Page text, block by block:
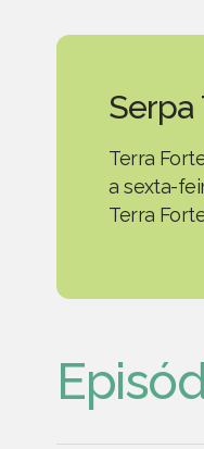
Serpa
Terra
a sexta-
Terra